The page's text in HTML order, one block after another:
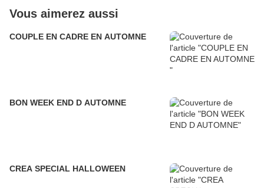
Vous aimerez aussi
COUPLE EN CADRE EN AUTOMNE
BON WEEK END D AUTOMNE
CREA SPECIAL HALLOWEEN